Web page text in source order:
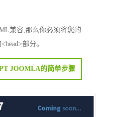
兼容,那么你必须将您的
部分。
JOOMLA的简单步骤